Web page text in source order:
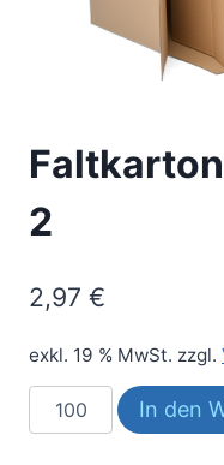
2
2,97 €
exkl. 19 % MwSt. zzgl.
Faltkarton-
340340550-
In den